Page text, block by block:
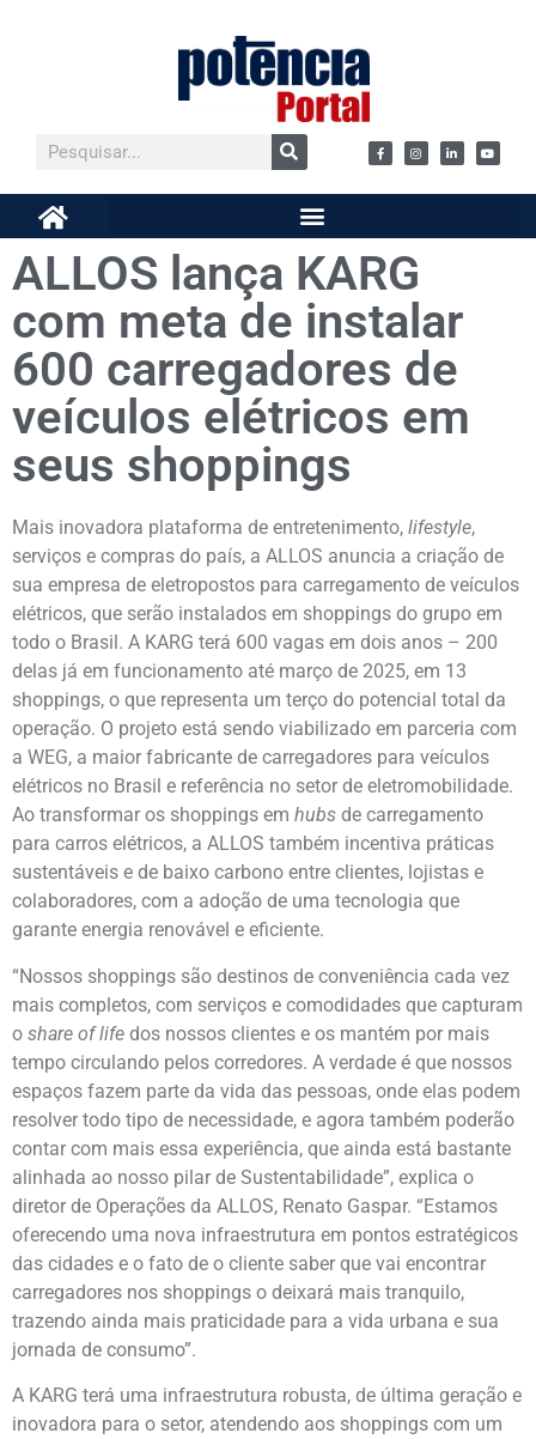
ALLOS lança KARG
com meta de instalar
600 carregadores de
veículos elétricos em
seus shoppings
Mais inovadora plataforma de entretenimento, lifestyle,
serviços e compras do país, a ALLOS anuncia a criação de
sua empresa de eletropostos para carregamento de veículos
elétricos, que serão instalados em shoppings do grupo em
todo o Brasil. A KARG terá 600 vagas em dois anos – 200
delas já em funcionamento até março de 2025, em 13
shoppings, o que representa um terço do potencial total da
operação. O projeto está sendo viabilizado em parceria com
a WEG, a maior fabricante de carregadores para veículos
elétricos no Brasil e referência no setor de eletromobilidade.
Ao transformar os shoppings em hubs de carregamento
para carros elétricos, a ALLOS também incentiva práticas
sustentáveis e de baixo carbono entre clientes, lojistas e
colaboradores, com a adoção de uma tecnologia que
garante energia renovável e eficiente.
“Nossos shoppings são destinos de conveniência cada vez
mais completos, com serviços e comodidades que capturam
o share of life dos nossos clientes e os mantém por mais
tempo circulando pelos corredores. A verdade é que nossos
espaços fazem parte da vida das pessoas, onde elas podem
resolver todo tipo de necessidade, e agora também poderão
contar com mais essa experiência, que ainda está bastante
alinhada ao nosso pilar de Sustentabilidade”, explica o
diretor de Operações da ALLOS, Renato Gaspar. “Estamos
oferecendo uma nova infraestrutura em pontos estratégicos
das cidades e o fato de o cliente saber que vai encontrar
carregadores nos shoppings o deixará mais tranquilo,
trazendo ainda mais praticidade para a vida urbana e sua
jornada de consumo”.
A KARG terá uma infraestrutura robusta, de última geração e
inovadora para o setor, atendendo aos shoppings com um